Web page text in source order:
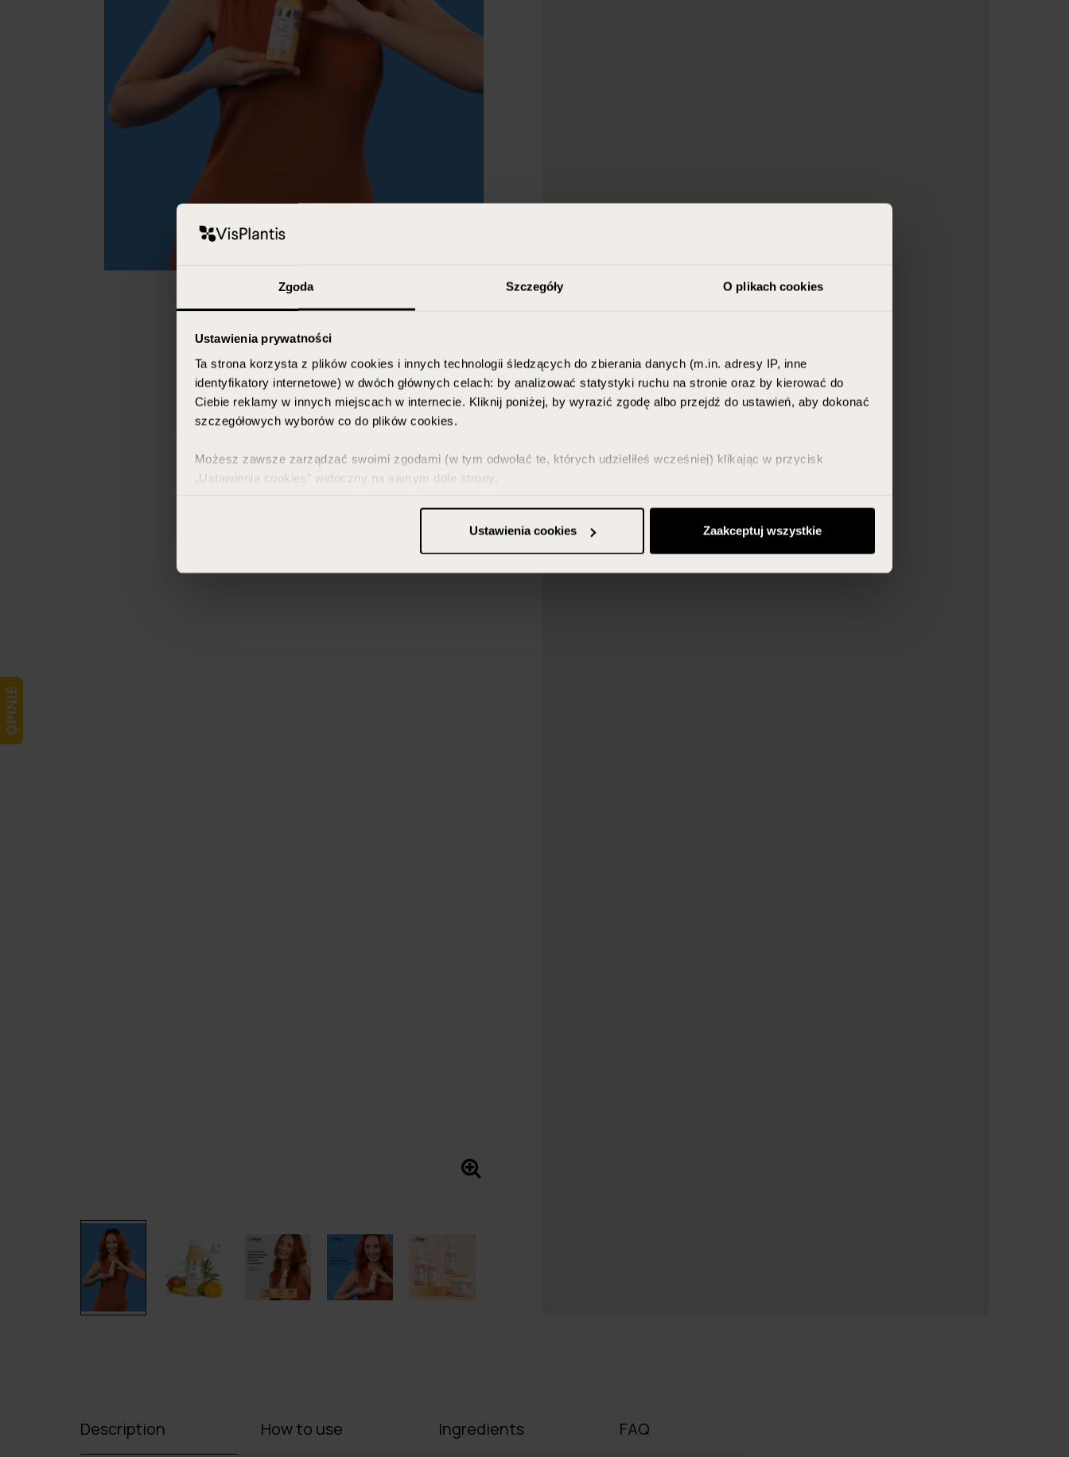
Zgoda Szczegóły O plikach cookies
Ustawienia prywatności
Ta strona korzysta z plików cookies i innych technologii śledzących do zbierania danych (m.in. adresy IP, inne
identyfikatory internetowe) w dwóch głównych celach: by analizować statystyki ruchu na stronie oraz by kierować do
Ciebie reklamy w innych miejscach w internecie. Kliknij poniżej, by wyrazić zgodę albo przejdź do ustawień, aby dokonać
szczegółowych wyborów co do plików cookies.
Możesz zawsze zarządzać swoimi zgodami (w tym odwołać te, których udzieliłeś wcześniej) klikając w przycisk
„Ustawienia cookies” widoczny na samym dole strony.
Ustawienia cookies
Zaakceptuj wszystkie
Description How to use Ingredients FAQ